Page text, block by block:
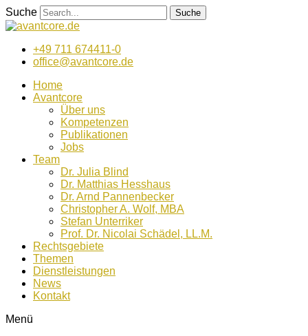
Zum
Inhalt
Suche Suche
+49 711 674411-0
office@avantcore.de
Home
Avantcore
Über uns
Kompetenzen
Publikationen
Jobs
Team
Dr. Julia Blind
Dr. Matthias Hesshaus
Dr. Arnd Pannenbecker
Christopher A. Wolf, MBA
Stefan Unterriker
Prof. Dr. Nicolai Schädel, LL.M.
Rechtsgebiete
Themen
Dienstleistungen
News
Kontakt
Menü